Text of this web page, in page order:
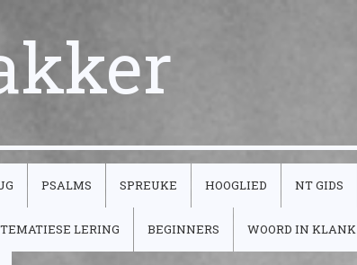
PSALMS SPREUKE HOOGLIED NT GIDS
LERING BEGINNERS WOORD IN KLANK